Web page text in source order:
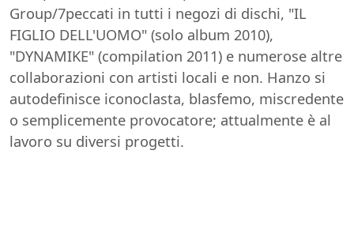
Group/7peccati in tutti i negozi di dischi, "IL
FIGLIO DELL'UOMO" (solo album 2010),
"DYNAMIKE" (compilation 2011) e numerose altre
collaborazioni con artisti locali e non. Hanzo si
autodefinisce iconoclasta, blasfemo, miscredente
o semplicemente provocatore; attualmente è al
lavoro su diversi progetti.